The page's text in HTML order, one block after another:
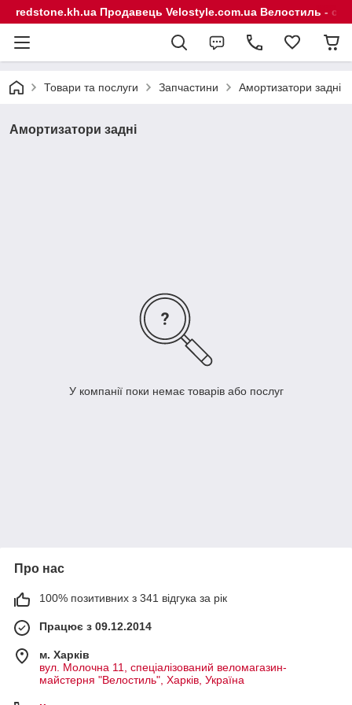
redstone.kh.ua Продавець Velostyle.com.ua Велостиль -
Товари та послуги Запчастини Амортизатори задні
Амортизатори задні
У компанії поки немає товарів або послуг
Про нас
100% позитивних з 341 відгука за рік
Працює з 09.12.2014
м. Харків
вул. Молочна 11, спеціалізований веломагазин-
майстерня "Велостиль", Харків, Україна